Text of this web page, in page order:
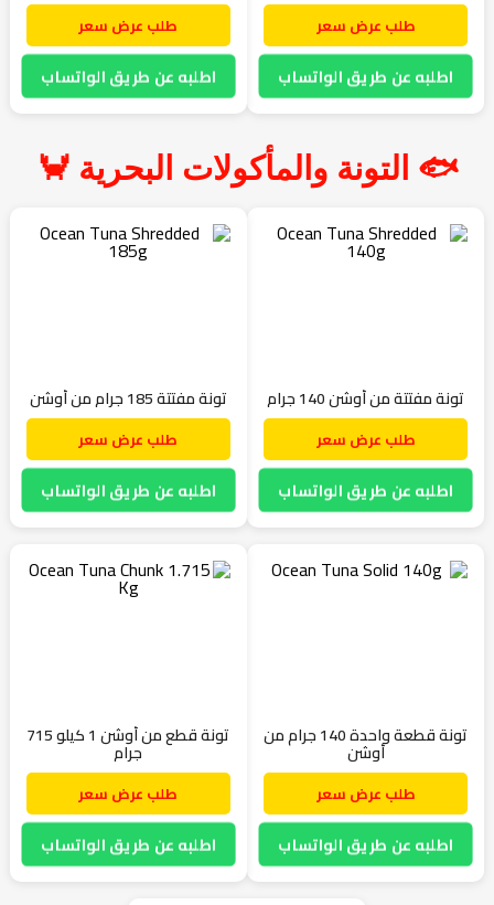
طلب عرض سعر
اطلبه عن طريق الواتساب
طلب عرض سعر
اطلبه عن طريق الواتساب
🐟 التونة والمأكولات البحرية 🦀
تونة مفتتة من أوشن 140 جرام
طلب عرض سعر
اطلبه عن طريق الواتساب
تونة مفتتة 185 جرام من أوشن
طلب عرض سعر
اطلبه عن طريق الواتساب
تونة قطعة واحدة 140 جرام من
أوشن
طلب عرض سعر
اطلبه عن طريق الواتساب
تونة قطع من أوشن 1 كيلو 715
جرام
طلب عرض سعر
اطلبه عن طريق الواتساب